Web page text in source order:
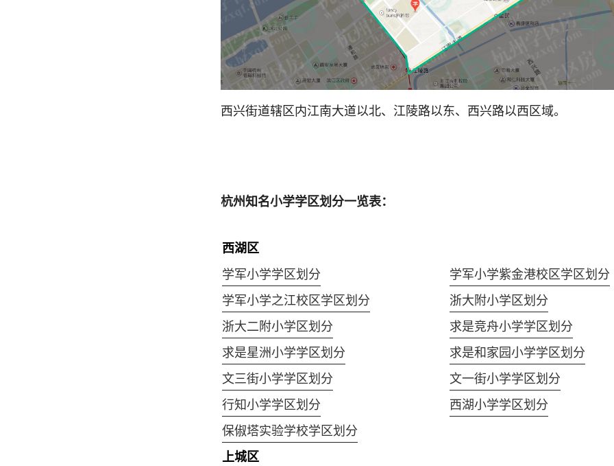
西兴街道辖区内江南大道以北、江陵路以东、西兴路以西区域。
杭州知名小学学区划分一览表：
西湖区
学军小学学区划分
学军小学紫金港校区学区划分
学军小学之江校区学区划分
浙大附小学区划分
浙大二附小学区划分
求是竞舟小学学区划分
求是星洲小学学区划分
求是和家园小学学区划分
文三街小学学区划分
文一街小学学区划分
行知小学学区划分
西湖小学学区划分
保俶塔实验学校学区划分
上城区